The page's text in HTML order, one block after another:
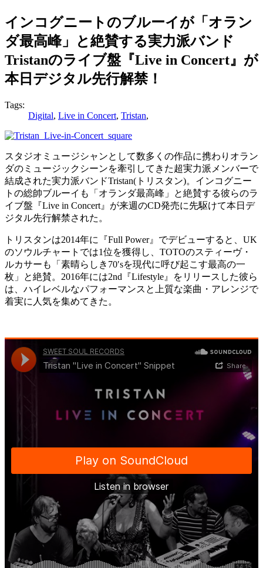
インコグニートのブルーイが「オラン
ダ最高峰」と絶賛する実力派バンド
Tristanのライブ盤『Live in Concert』が
本日デジタル先行解禁！
Tags:
Digital, Live in Concert, Tristan,
スタジオミュージシャンとして数多くの作品に携わりオラン
ダのミュージックシーンを牽引してきた超実力派メンバーで
結成された実力派バンドTristan(トリスタン)。インコグニー
トの総帥ブルーイも「オランダ最高峰」と絶賛する彼らのラ
イブ盤『Live in Concert』が来週のCD発売に先駆けて本日デ
ジタル先行解禁された。
トリスタンは2014年に『Full Power』でデビューすると、UK
のソウルチャートでは1位を獲得し、TOTOのスティーヴ・
ルカサーも「素晴らしき70′sを現代に呼び起こす最高の一
枚」と絶賛。2016年には2nd『Lifestyle』をリリースした彼ら
は、ハイレベルなパフォーマンスと上質な楽曲・アレンジで
着実に人気を集めてきた。